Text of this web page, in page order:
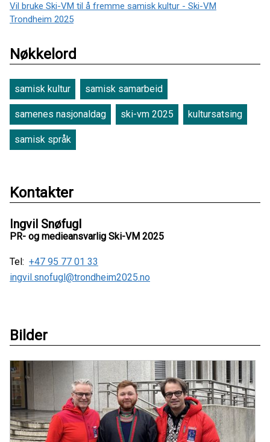
Vil bruke Ski-VM til å fremme samisk kultur - Ski-VM
Trondheim 2025
Nøkkelord
samisk kultur samisk samarbeid
samenes nasjonaldag ski-vm 2025 kultursatsing
samisk språk
Kontakter
Ingvil Snøfugl
PR- og medieansvarlig Ski-VM 2025
Tel: +47 95 77 01 33
ingvil.snofugl@trondheim2025.no
Bilder